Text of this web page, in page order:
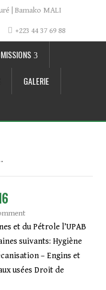
| Bamako MALI
+223 44 37 69 88
GALERIE
et du Pétrole l’UPAB
suivants: Hygiène
– Engins et
usées Droit de